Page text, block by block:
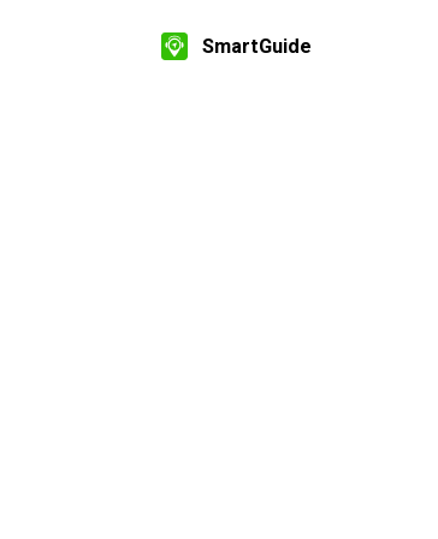
SmartGuide